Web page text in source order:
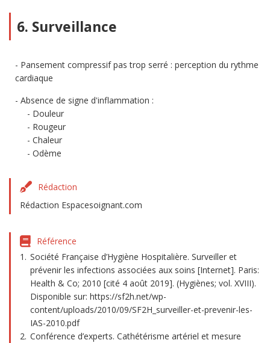
6. Surveillance
Pansement compressif pas trop serré : perception du rythme
cardiaque
Absence de signe d'inflammation :
Douleur
Rougeur
Chaleur
Odème
Rédaction
Rédaction Espacesoignant.com
Référence
Société Française d’Hygiène Hospitalière. Surveiller et
prévenir les infections associées aux soins [Internet]. Paris:
Health & Co; 2010 [cité 4 août 2019]. (Hygiènes; vol. XVIII).
Disponible sur: https://sf2h.net/wp-
content/uploads/2010/09/SF2H_surveiller-et-prevenir-les-
IAS-2010.pdf
Conférence d’experts. Cathétérisme artériel et mesure